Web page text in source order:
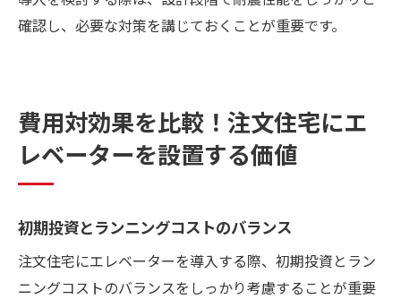
確認し、必要な対策を講じておくことが重要です。
費用対効果を比較！注文住宅にエ
レベーターを設置する価値
初期投資とランニングコストのバランス
注文住宅にエレベーターを導入する際、初期投資とラン
ニングコストのバランスをしっかり考慮することが重要